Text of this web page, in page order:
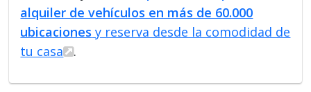
alquiler de vehículos en más de 60.000
ubicaciones y reserva desde la comodidad de
tu casa
.